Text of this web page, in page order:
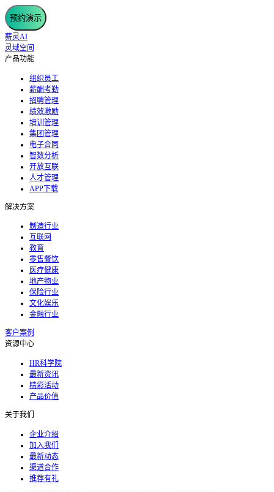
预约演示
薪灵AI
灵域空间
产品功能
组织员工
薪酬考勤
招聘管理
绩效激励
培训管理
集团管理
电子合同
智数分析
开放互联
人才管理
APP下载
解决方案
制造行业
互联网
教育
零售餐饮
医疗健康
地产物业
保险行业
文化娱乐
金融行业
客户案例
资源中心
HR科学院
最新资讯
精彩活动
产品价值
关于我们
企业介绍
加入我们
最新动态
渠道合作
推荐有礼